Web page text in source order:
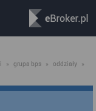
» grupa bps » oddziały »